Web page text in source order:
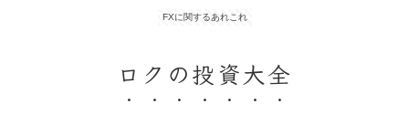
FXに関するあれこれ
ロクの投資大全